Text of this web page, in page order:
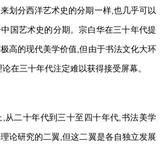
划分西洋艺术史的分期一样,也几乎可以
国艺术史的分期。宗白华在三十年代提
高的现代美学价值,但由于书法文化大环
在三十年代注定难以获得接受屏幕。
从二十年代到三十至四十年代,书法美学
论研究的二翼,但这二翼是各自独立发展